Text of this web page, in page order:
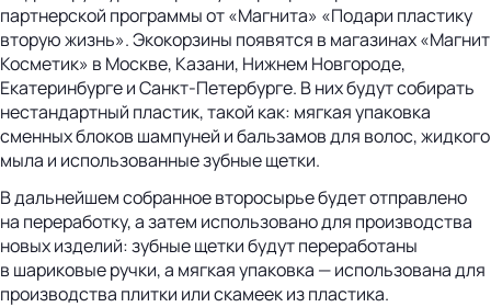
партнерской программы от «Магнита» «Подари пластику
вторую жизнь». Экокорзины появятся в магазинах «Магнит
Косметик» в Москве, Казани, Нижнем Новгороде,
Екатеринбурге и Санкт-Петербурге. В них будут собирать
нестандартный пластик, такой как: мягкая упаковка
сменных блоков шампуней и бальзамов для волос, жидкого
мыла и использованные зубные щетки.
В дальнейшем собранное второсырье будет отправлено
на переработку, а затем использовано для производства
новых изделий: зубные щетки будут переработаны
в шариковые ручки, а мягкая упаковка — использована для
производства плитки или скамеек из пластика.